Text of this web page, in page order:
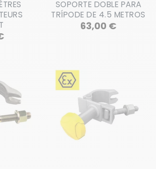
Precio
SOPORTE DOBLE PARA
TRÍPODE DE 4.5 METROS
63,00 €Precio